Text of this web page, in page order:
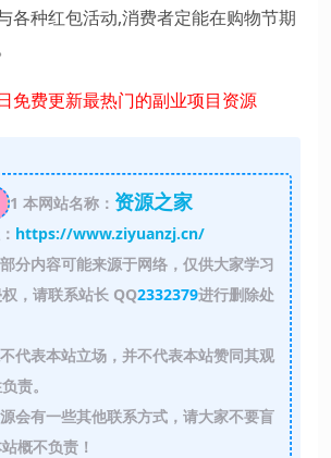
各种红包活动,消费者定能在购物节期
免费更新最热门的副业项目资源
1 本网站名称： 资源之家
https://www.ziyuanzj.cn/
分内容可能来源于网络，仅供大家学习
，请联系站长 QQ2332379进行删除处
代表本站立场，并不代表本站赞同其观
责。
会有一些其他联系方式，请大家不要盲
概不负责！